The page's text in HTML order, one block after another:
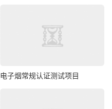
电子烟常规认证测试项目